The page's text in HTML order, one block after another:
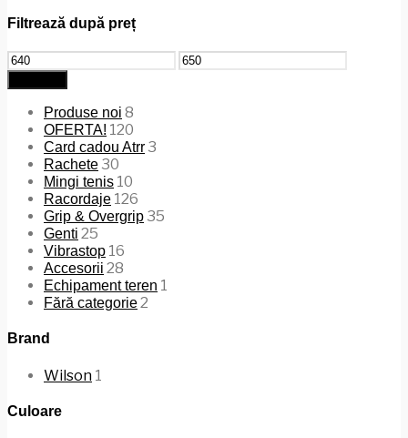
Filtrează după preț
Preț
minim
Preț
maxim
Produse noi 8
OFERTA! 120
Card cadou Atrr3
Rachete30
Mingi tenis 10
Racordaje 126
Grip & Overgrip35
Genti 25
Vibrastop 16
Accesorii 28
Echipament teren 1
Fără categorie2
Brand
Wilson 1
Culoare